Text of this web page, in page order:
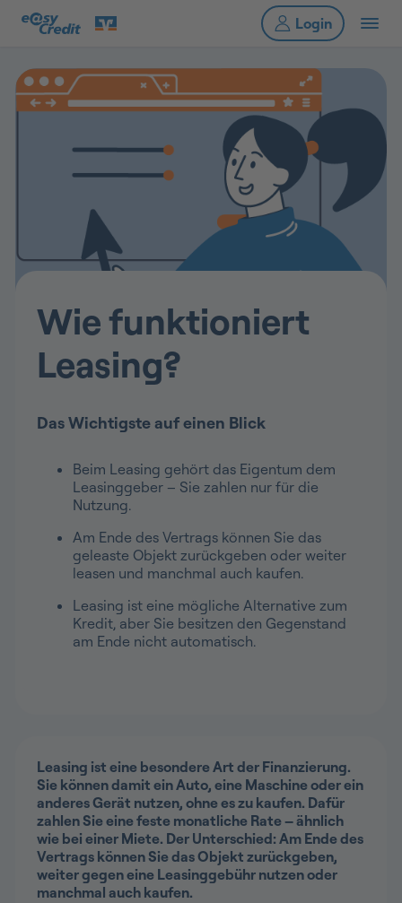
Wie funktioniert
Leasing?
Das Wichtigste auf einen Blick
Beim Leasing gehört das Eigentum dem
Leasinggeber – Sie zahlen nur für die
Nutzung.
Am Ende des Vertrags können Sie das
geleaste Objekt zurückgeben oder weiter
leasen und manchmal auch kaufen.
Leasing ist eine mögliche Alternative zum
Kredit, aber Sie besitzen den Gegenstand
am Ende nicht automatisch.
Leasing ist eine besondere Art der Finanzierung.
Sie können damit ein Auto, eine Maschine oder ein
anderes Gerät nutzen, ohne es zu kaufen. Dafür
zahlen Sie eine feste monatliche Rate – ähnlich
wie bei einer Miete. Der Unterschied: Am Ende des
Vertrags können Sie das Objekt zurückgeben,
weiter gegen eine Leasinggebühr nutzen oder
manchmal auch kaufen.